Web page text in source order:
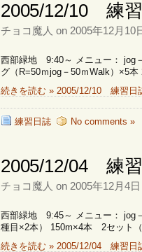
2005/12/10 練
チョコ魔人 on 2005年12月10
西部緑地 9:40～ メニュー： jog
グ（R=50ｍjog－50ｍWalk）×5
続きを読む » 2005/12/10 練習日
練習日誌 No comments »
2005/12/04 練
チョコ魔人 on 2005年12月4
西部緑地 9:45～ メニュー： jog
種目×2本） 150m×4本 2セット
続きを読む » 2005/12/04 練習日